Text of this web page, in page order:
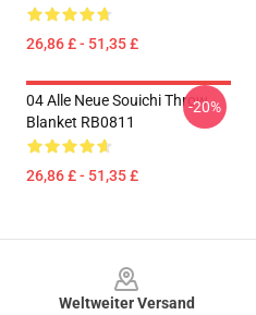
26,86 £ - 51,35 £
04 Alle Neue Souichi Throw
Blanket RB0811
26,86 £ - 51,35 £
-20%
Weltweiter Versand